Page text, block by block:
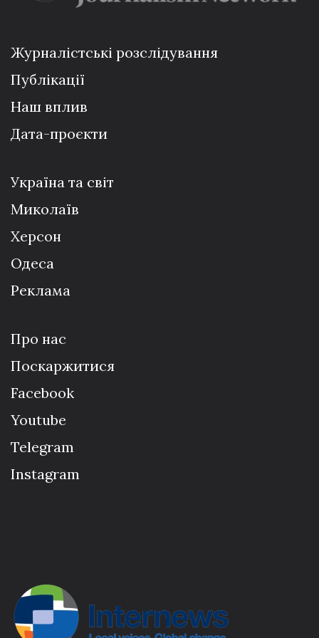
Журналістські розслідування
Публікації
Наш вплив
Дата-проєкти
Україна та світ
Миколаїв
Херсон
Одеса
Реклама
Про нас
Поскаржитися
Facebook
Youtube
Telegram
Instagram